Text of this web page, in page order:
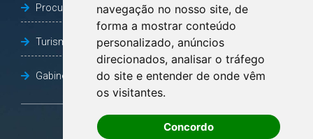
navegação no nosso site, de
forma a mostrar conteúdo
personalizado, anúncios
direcionados, analisar o tráfego
do site e entender de onde vêm
os visitantes.
Concordo
Procuradoria Geral do Município
Turismo, Desporto e Cultura
Gabinete Vice-Prefeito
OUVIDORIA